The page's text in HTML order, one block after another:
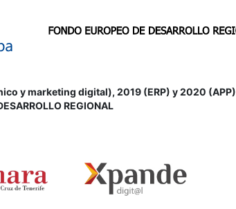
y marketing digital), 2019 (ERP) y 2020 (APP)
REGIONAL